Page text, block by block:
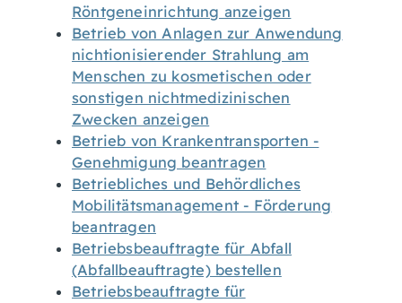
Röntgeneinrichtung anzeigen
Betrieb von Anlagen zur Anwendung
nichtionisierender Strahlung am
Menschen zu kosmetischen oder
sonstigen nichtmedizinischen
Zwecken anzeigen
Betrieb von Krankentransporten -
Genehmigung beantragen
Betriebliches und Behördliches
Mobilitätsmanagement - Förderung
beantragen
Betriebsbeauftragte für Abfall
(Abfallbeauftragte) bestellen
Betriebsbeauftragte für